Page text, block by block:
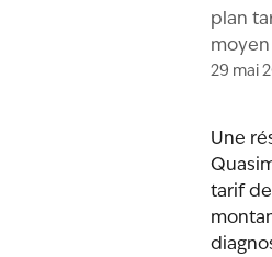
plan
29 mai
Une
tarif